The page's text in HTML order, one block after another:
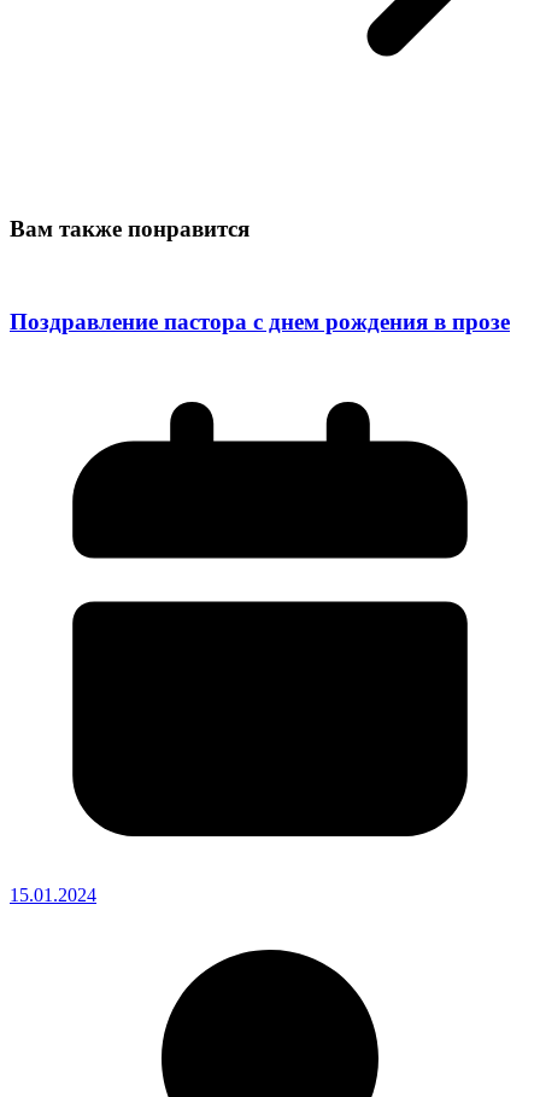
Вам также понравится
Поздравление пастора с днем рождения в прозе
15.01.2024